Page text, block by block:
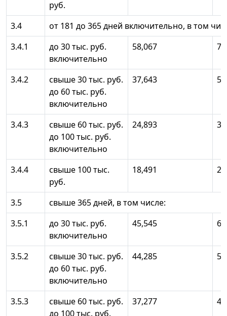
руб.
3.4
от 181 до 365 дней включительно, в том
3.4.1
до 30 тыс. руб.
включительно
58,067
3.4.2
свыше 30 тыс. руб.
до 60 тыс. руб.
включительно
37,643
3.4.3
свыше 60 тыс. руб.
до 100 тыс. руб.
включительно
24,893
3.4.4
свыше 100 тыс.
руб.
18,491
3.5
свыше 365 дней, в том числе:
3.5.1
до 30 тыс. руб.
включительно
45,545
3.5.2
свыше 30 тыс. руб.
до 60 тыс. руб.
включительно
44,285
3.5.3
свыше 60 тыс. руб.
до 100 тыс. руб.
37,277